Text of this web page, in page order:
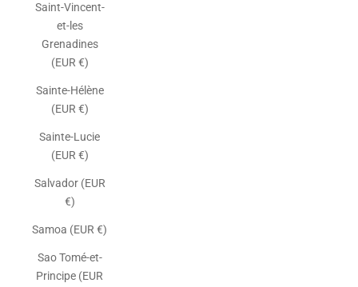
Saint-Vincent-
et-les
Grenadines
(EUR €)
Sainte-Hélène
(EUR €)
Sainte-Lucie
(EUR €)
Salvador (EUR
€)
Samoa (EUR €)
Sao Tomé-et-
Principe (EUR